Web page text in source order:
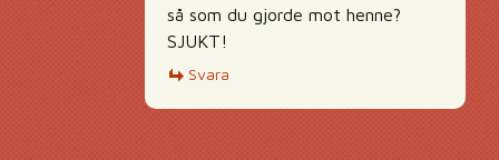
så som du gjorde mot henne?
SJUKT!
Svara